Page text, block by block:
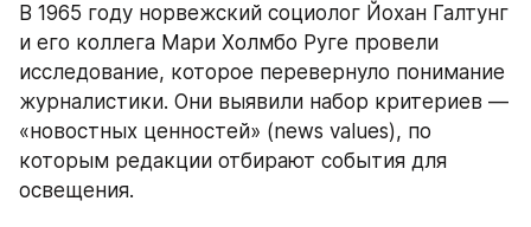
В 1965 году норвежский социолог Йохан Галтунг
и его коллега Мари Холмбо Руге провели
исследование, которое перевернуло понимание
журналистики. Они выявили набор критериев —
«новостных ценностей» (news values), по
которым редакции отбирают события для
освещения.